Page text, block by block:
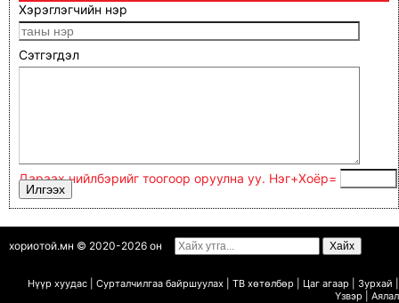
Хэрэглэгчийн нэр
Сэтгэгдэл
Дараах нийлбэрийг тоогоор оруулна уу. Нэг+Xoёp=
хориотой.мн © 2020-2026 он
Нүүр хуудас Сурталчилгаа байршуулах ТВ хөтөлбөр Цаг агаар Зурхай
Үзвэр Аялал